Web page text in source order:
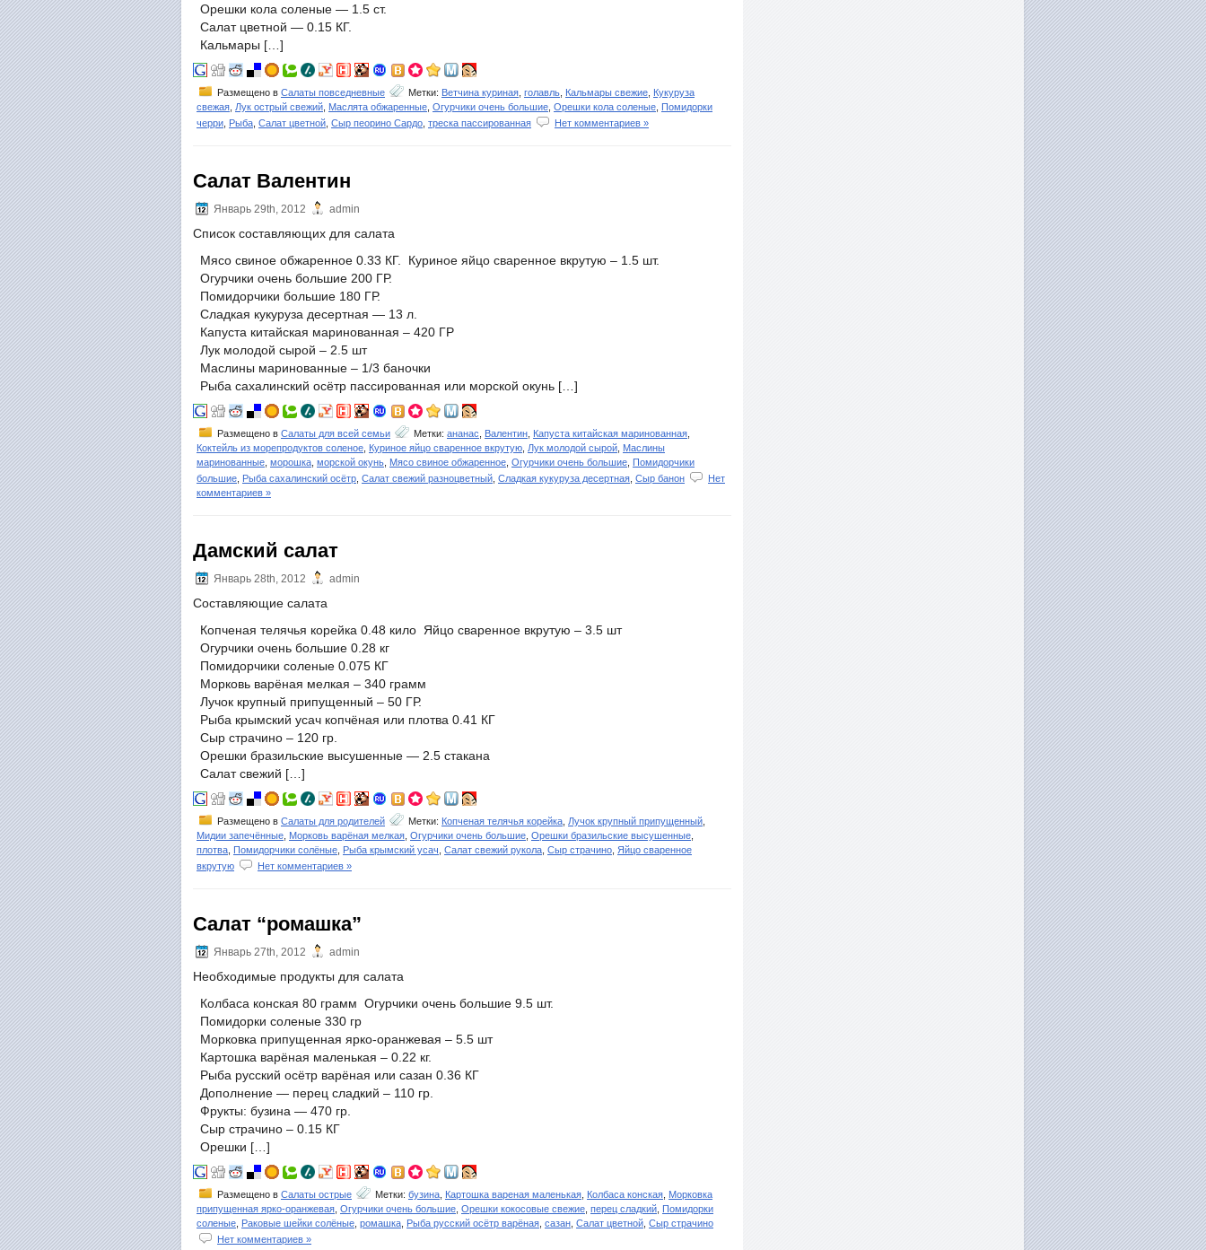
Орешки кола соленые — 1.5 ст.
Салат цветной — 0.15 КГ.
Кальмары […]
Размещено в Салаты повседневные Метки: Ветчина куриная голавль Кальмары свежие Кукуруза
свежая Лук острый свежий Маслята обжаренные Огурчики очень большие Орешки кола соленые Помидорки
черри Рыба Салат цветной Сыр пеорино Сардо треска пассированная Нет комментариев »
Салат Валентин
Январь 29th, 2012 admin
Список составляющих для салата
Мясо свиное обжаренное 0.33 КГ. Куриное яйцо сваренное вкрутую – 1.5 шт.
Огурчики очень большие 200 ГР.
Помидорчики большие 180 ГР.
Сладкая кукуруза десертная — 13 л.
Капуста китайская маринованная – 420 ГР
Лук молодой сырой – 2.5 шт
Маслины маринованные – 1/3 баночки
Рыба сахалинский осётр пассированная или морской окунь […]
Размещено в Салаты для всей семьи Метки: ананас Валентин Капуста китайская маринованная
Коктейль из морепродуктов соленое Куриное яйцо сваренное вкрутую Лук молодой сырой Маслины
маринованные морошка морской окунь Мясо свиное обжаренное Огурчики очень большие Помидорчики
большие Рыба сахалинский осётр Салат свежий разноцветный Сладкая кукуруза десертная Сыр банон
Нет
комментариев »
Дамский салат
Январь 28th, 2012 admin
Составляющие салата
Копченая телячья корейка 0.48 кило Яйцо сваренное вкрутую – 3.5 шт
Огурчики очень большие 0.28 кг
Помидорчики соленые 0.075 КГ
Морковь варёная мелкая – 340 грамм
Лучок крупный припущенный – 50 ГР.
Рыба крымский усач копчёная или плотва 0.41 КГ
Сыр страчино – 120 гр.
Орешки бразильские высушенные — 2.5 стакана
Салат свежий […]
Размещено в Салаты для родителей Метки: Копченая телячья корейка Лучок крупный припущенный
Мидии запечённые Морковь варёная мелкая Огурчики очень большие Орешки бразильские высушенные
плотва Помидорчики солёные Рыба крымский усач Салат свежий рукола Сыр страчино Яйцо сваренное
вкрутую
Нет комментариев »
Салат “ромашка”
Январь 27th, 2012 admin
Необходимые продукты для салата
Колбаса конская 80 грамм Огурчики очень большие 9.5 шт.
Помидорки соленые 330 гр
Морковка припущенная ярко-оранжевая – 5.5 шт
Картошка варёная маленькая – 0.22 кг.
Рыба русский осётр варёная или сазан 0.36 КГ
Дополнение — перец сладкий – 110 гр.
Фрукты: бузина — 470 гр.
Сыр страчино – 0.15 КГ
Орешки […]
Размещено в Салаты острые Метки: бузина Картошка вареная маленькая Колбаса конская Морковка
припущенная ярко-оранжевая Огурчики очень большие Орешки кокосовые свежие перец сладкий Помидорки
соленые Раковые шейки солёные ромашка Рыба русский осётр варёная сазан Салат цветной Сыр страчино
Нет комментариев »